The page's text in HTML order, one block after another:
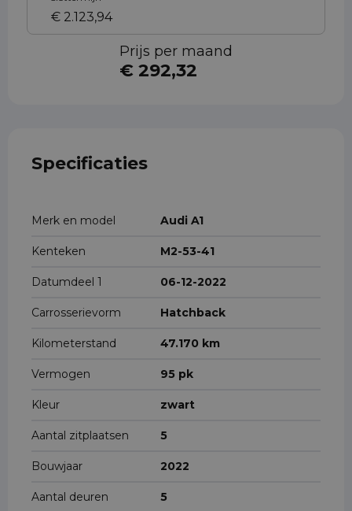
Prijs per maand
€ 292,32
Specificaties
Merk en model Audi A1
Kenteken M2-53-41
Datumdeel 1 06-12-2022
Carrosserievorm Hatchback
Kilometerstand 47.170 km
Vermogen 95 pk
Kleur zwart
Aantal zitplaatsen 5
Bouwjaar 2022
Aantal deuren 5